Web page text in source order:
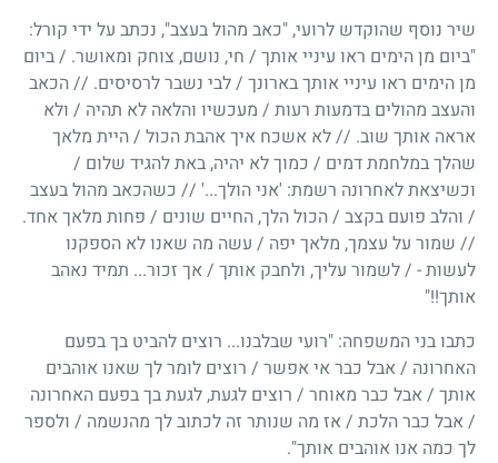
שיר נוסף שהוקדש לרועי, "כאב מהול בעצב", נכתב על ידי קורל:
"ביום מן הימים ראו עיניי אותך / חי, נושם, צוחק ומאושר. / ביום
מן הימים ראו עיניי אותך בארונך / לבי נשבר לרסיסים. // הכאב
והעצב מהולים בדמעות רעות / מעכשיו והלאה לא תהיה / ולא
אראה אותך שוב. // לא אשכח איך אהבת הכול / היית מלאך
שהלך במלחמת דמים / כמוך לא יהיה, באת להגיד שלום /
וכשיצאת לאחרונה רשמת: 'אני הולך...' // כשהכאב מהול בעצב
/ והלב פועם בקצב / הכול הלך, החיים שונים / פחות מלאך אחד.
// שמור על עצמך, מלאך יפה / עשה מה שאנו לא הספקנו
לעשות - / לשמור עליך, ולחבק אותך / אך זכור... תמיד נאהב
אותך!!"
כתבו בני המשפחה: "רועי שבלבנו... רוצים להביט בך בפעם
האחרונה / אבל כבר אי אפשר / רוצים לומר לך שאנו אוהבים
אותך / אבל כבר מאוחר / רוצים לגעת, לגעת בך בפעם האחרונה
/ אבל כבר הלכת / אז מה שנותר זה לכתוב לך מהנשמה / ולספר
לך כמה אנו אוהבים אותך".